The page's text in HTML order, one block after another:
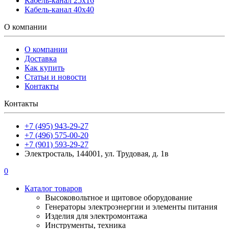
Кабель-канал 40х40
О компании
О компании
Доставка
Как купить
Статьи и новости
Контакты
Контакты
+7 (495) 943-29-27
+7 (496) 575-00-20
+7 (901) 593-29-27
Электросталь, 144001, ул. Трудовая, д. 1в
0
Каталог товаров
Высоковольтное и щитовое оборудование
Генераторы электроэнергии и элементы питания
Изделия для электромонтажа
Инструменты, техника